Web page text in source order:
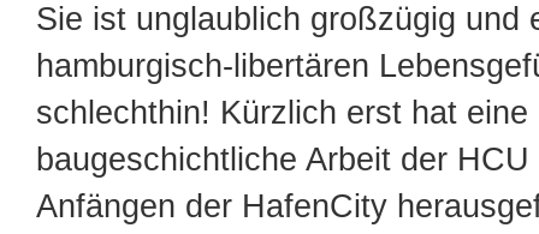
Sie ist unglaublich großzügig und
hamburgisch-libertären
schlechthin! Kürzlich erst hat eine
baugeschichtliche Arbeit der
Anfängen der HafenCity